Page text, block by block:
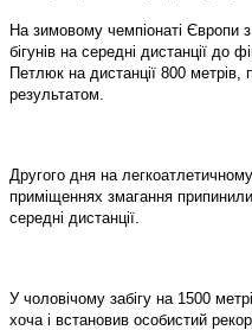
На зимовому чемпіонаті Європи з
бігунів на середні дистанції до
Петлюк на дистанції 800
результатом.
Другого дня на
приміщеннях змагання
середні дистанції.
У чоловічому забігу на 1500
хоча і встановив особистий